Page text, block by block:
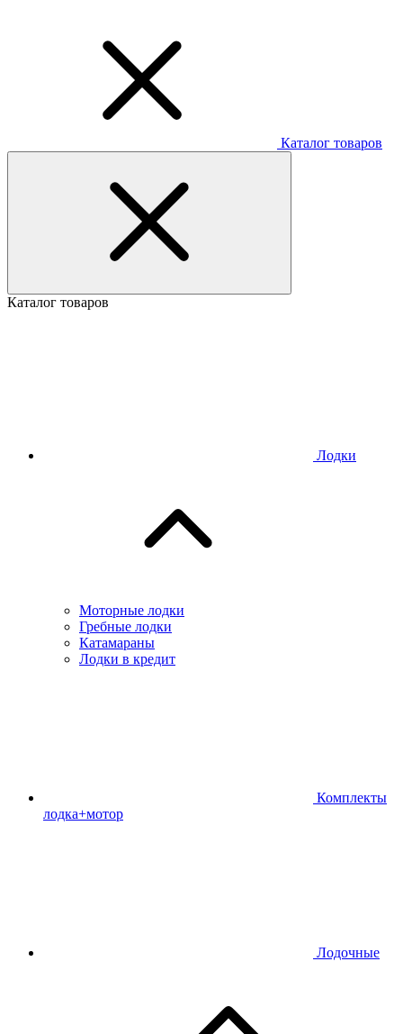
Каталог товаров
Каталог товаров
Лодки
Моторные лодки
Гребные лодки
Катамараны
Лодки в кредит
Комплекты
лодка+мотор
Лодочные